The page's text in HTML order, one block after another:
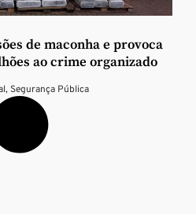
de maconha e provoca
ao crime organizado
, Segurança Pública